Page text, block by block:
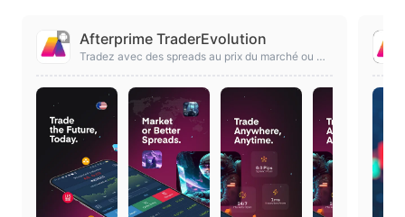
Afterprime TraderEvolution
Tradez avec des spreads au prix du marché ou me